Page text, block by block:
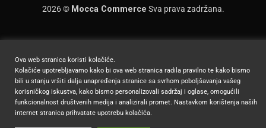
2026 © Mocca Commerce Sva prava zadržana.
Ova web stranica koristi kolačiće.
Kolačiće upotrebljavamo kako bi ova web stranica radila pravilno te kako bismo
bili u stanju vršiti dalja unapređenja stranice sa svrhom poboljšavanja vašeg
korisničkog iskustva, kako bismo personalizovali sadržaj i oglase, omogućili
funkcionalnost društvenih medija i analizirali promet. Nastavkom korištenja naših
internet stranica prihvatate upotrebu kolačića.